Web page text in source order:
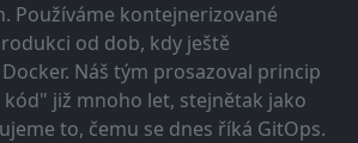
Používáme kontejnerizované
od dob, kdy ještě
Náš tým prosazoval princip
kód" již mnoho let, stejnětak jako
to, čemu se dnes říká GitOps.